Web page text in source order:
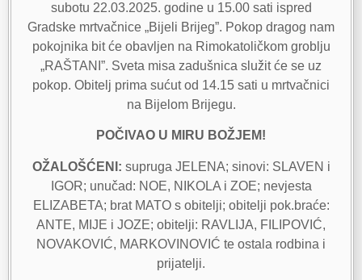
subotu 22.03.2025. godine u 15.00 sati ispred
Gradske mrtvačnice „Bijeli Brijeg”. Pokop dragog nam
pokojnika bit će obavljen na Rimokatoličkom groblju
„RAŠTANI”. Sveta misa zadušnica služit će se uz
pokop. Obitelj prima sućut od 14.15 sati u mrtvačnici
na Bijelom Brijegu.
POČIVAO U MIRU BOŽJEM!
OŽALOŠĆENI: supruga JELENA; sinovi: SLAVEN i
IGOR; unučad: NOE, NIKOLA i ZOE; nevjesta
ELIZABETA; brat MATO s obitelji; obitelji pok.braće:
ANTE, MIJE i JOZE; obitelji: RAVLIJA, FILIPOVIĆ,
NOVAKOVIĆ, MARKOVINOVIĆ te ostala rodbina i
prijatelji.